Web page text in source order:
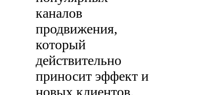
каналов
продвижения,
который
действительно
приносит эффект и